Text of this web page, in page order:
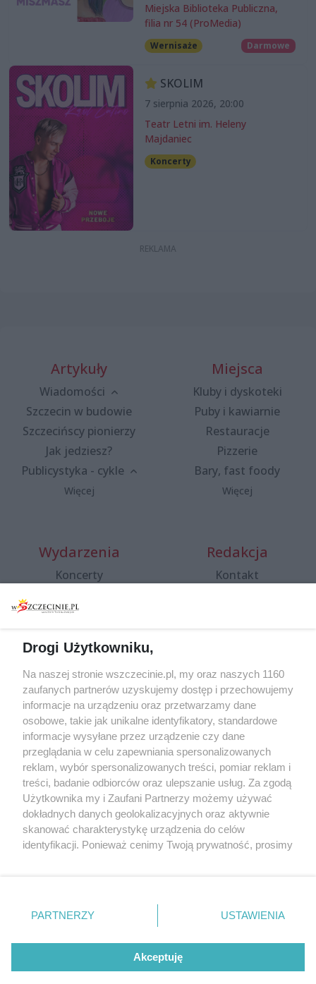
Miejska Biblioteka Publiczna,
filia nr 54 (ProMedia)
Wernisaże Darmowe
SKOLIM
7 sierpnia 2026, 20:00
Teatr Letni im. Heleny
Majdaniec
Koncerty
Artykuły
Wiadomości
Szczecin w budowie
Szczecińscy pionierzy
Jak jedziesz?
Publicystyka - cykle
Więcej
Miejsca
Kluby i dyskoteki
Puby i kawiarnie
Restauracje
Pizzerie
Bary, fast foody
Więcej
Wydarzenia
Koncerty
Spacery i oprowadzania
targi
Wernisaże
Więcej
Redakcja
Kontakt
Specjalny koncert z okazji
20. urodzin portalu
wSzczecinie.pl
Regulamin konkursów
śniadaniówka "Hej
Szczecin! Jest piątek!"
Partnerzy
Praca Szczecin
© 2026 wSzczecinie.pl
Created by GOD
Drogi Użytkowniku,
Na naszej stronie wszczecinie.pl, my oraz naszych 1160
zaufanych partnerów uzyskujemy dostęp i przechowujemy
informacje na urządzeniu oraz przetwarzamy dane
osobowe, takie jak unikalne identyfikatory, standardowe
informacje wysyłane przez urządzenie czy dane
przeglądania w celu zapewniania spersonalizowanych
reklam, wybór spersonalizowanych treści, pomiar reklam i
treści, badanie odbiorców oraz ulepszanie usług. Za zgodą
Użytkownika my i Zaufani Partnerzy możemy używać
dokładnych danych geolokalizacyjnych oraz aktywnie
skanować charakterystykę urządzenia do celów
identyfikacji. Ponieważ cenimy Twoją prywatność, prosimy
prywatności znajdujący się w lewym dolnym rogu strony
. Niektóre rodzaje przetwarzania danych nie wymagają
takiemu przetwarzaniu. Preferencje będą miały
zastosowania tylko na tej witrynie.
PARTNERZY USTAWIENIA
Akceptuję